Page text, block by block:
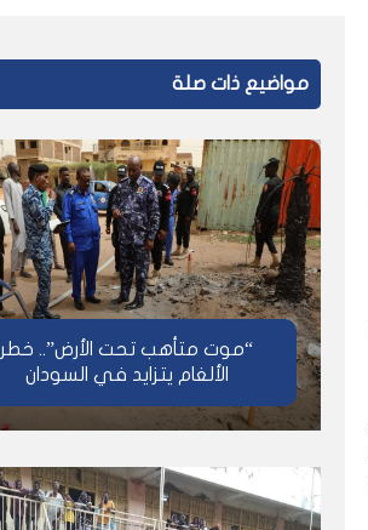
مواضيع ذات صلة
“موت متأهب تحت الأرض”.. خطر
الألغام يتزايد في السودان